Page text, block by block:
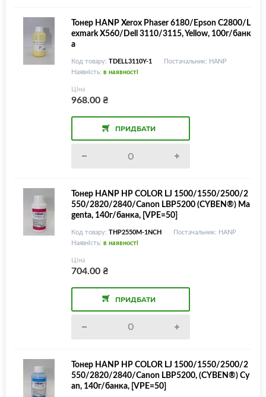
Тонер HANP Xerox Phaser 6180/Epson C2800/L
exmark X560/Dell 3110/3115, Yellow, 100г/банк
а
Код товару: TDELL3110Y-1
Постачальник: HANP
Наявність: в наявності
Ціна
968.00₴
ПРИДБАТИ
Тонер HANP НР COLOR LJ 1500/1550/2500/2
550/2820/2840/Canon LBP5200 (CYBEN®) Ma
genta, 140г/банка, [VPE=50]
Код товару: THP2550M-1NCH
Постачальник: HANP
Наявність: в наявності
Ціна
704.00₴
ПРИДБАТИ
Тонер HANP НР COLOR LJ 1500/1550/2500/2
550/2820/2840/Canon LBP5200, (CYBEN®) Cy
an, 140г/банка, [VPE=50]